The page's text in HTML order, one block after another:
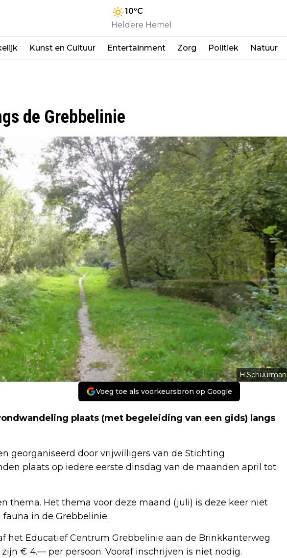
10°C
Heldere Hemel
Kunst en Cultuur Entertainment Zorg Politiek Natuur
de Grebbelinie
H.Schuurman
Voeg toe als voorkeursbron op Google
plaats (met begeleiding van een gids) langs
georganiseerd door vrijwilligers van de Stichting
plaats op iedere eerste dinsdag van de maanden april tot
thema. Het thema voor deze maand (juli) is deze keer niet
in de Grebbelinie.
het Educatief Centrum Grebbelinie aan de Brinkkanterweg
€ 4.— per persoon. Vooraf inschrijven is niet nodig.